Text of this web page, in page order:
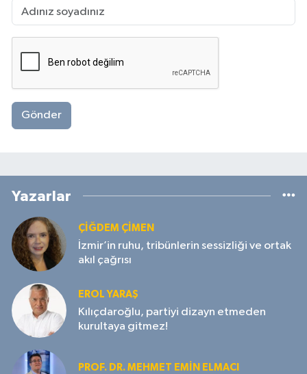
Gönder
Yazarlar
ÇIĞDEM ÇIMEN
İzmir’in ruhu, tribünlerin sessizliği ve ortak
akıl çağrısı
EROL YARAŞ
Kılıçdaroğlu, partiyi dizayn etmeden
kurultaya gitmez!
PROF. DR. MEHMET EMIN ELMACI